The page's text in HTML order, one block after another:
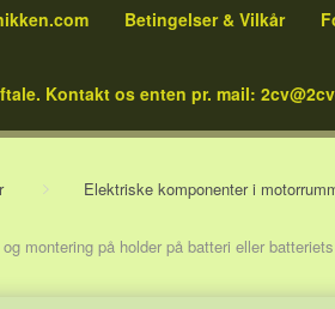
Betingelser & Vilkår
Kontakt os enten pr. mail:
Elektriske komponenter i
montering på holder på batteri eller